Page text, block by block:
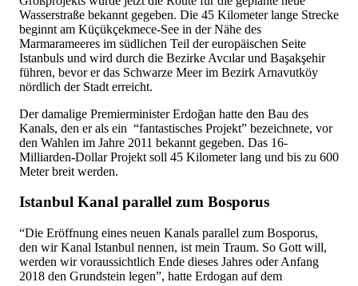
Wasserstraße bekannt gegeben. Die 45 Kilometer lange Strecke
beginnt am Küçükçekmece-See in der Nähe des
Marmarameeres im südlichen Teil der europäischen Seite
Istanbuls und wird durch die Bezirke Avcılar und Başakşehir
führen, bevor er das Schwarze Meer im Bezirk Arnavutköy
nördlich der Stadt erreicht.
Der damalige Premierminister Erdoğan hatte den Bau des
Kanals, den er als ein “fantastisches Projekt” bezeichnete, vor
den Wahlen im Jahre 2011 bekannt gegeben. Das 16-
Milliarden-Dollar Projekt soll 45 Kilometer lang und bis zu 600
Meter breit werden.
Istanbul Kanal parallel zum Bosporus
“Die Eröffnung eines neuen Kanals parallel zum Bosporus,
den wir Kanal Istanbul nennen, ist mein Traum. So Gott will,
werden wir voraussichtlich Ende dieses Jahres oder Anfang
2018 den Grundstein legen”, hatte Erdogan auf dem